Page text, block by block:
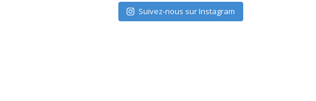
Suivez-nous sur Instagram